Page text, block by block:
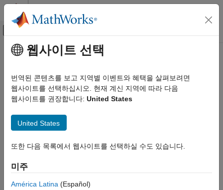
콘텐츠로 바로 가기
오프캔버스 탐색 메뉴 토글
문서 홈
주요 콘텐츠
웹사이트 선택
번역된 콘텐츠를 보고 지역별 이벤트와 혜택을 살펴보려면
웹사이트를 선택하십시오. 현재 계신 지역에 따라 다음
웹사이트를 권장합니다: United States
United States
또한 다음 목록에서 웹사이트를 선택하실 수도 있습니다.
미주
América Latina (Español)